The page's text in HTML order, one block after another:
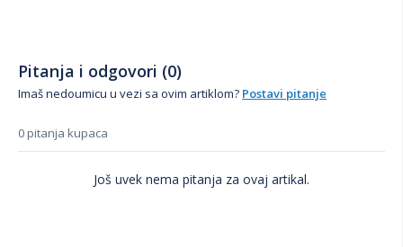
Pitanja i odgovori (0)
Imaš nedoumicu u vezi sa ovim artiklom? Postavi pitanje
0 pitanja kupaca
Još uvek nema pitanja za ovaj artikal.